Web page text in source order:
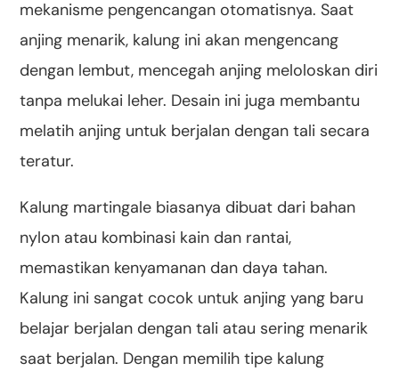
mekanisme pengencangan otomatisnya. Saat
anjing menarik, kalung ini akan mengencang
dengan lembut, mencegah anjing meloloskan diri
tanpa melukai leher. Desain ini juga membantu
melatih anjing untuk berjalan dengan tali secara
teratur.
Kalung martingale biasanya dibuat dari bahan
nylon atau kombinasi kain dan rantai,
memastikan kenyamanan dan daya tahan.
Kalung ini sangat cocok untuk anjing yang baru
belajar berjalan dengan tali atau sering menarik
saat berjalan. Dengan memilih tipe kalung